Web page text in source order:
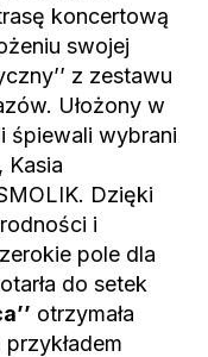
koncertową
swojej
z zestawu
Ułożony w
śpiewali wybrani
Kasia
Dzięki
i
pole dla
do setek
otrzymała